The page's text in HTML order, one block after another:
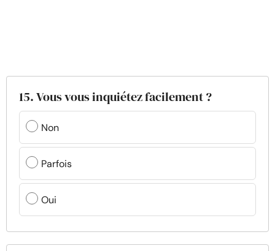
15. Vous vous inquiétez facilement ?
Non
Parfois
Oui